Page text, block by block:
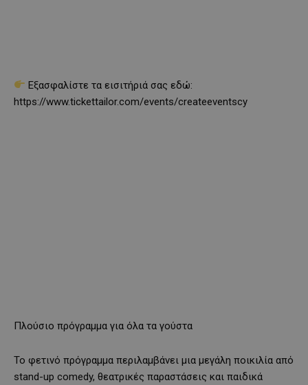
Εξασφαλίστε τα εισιτήριά σας εδώ:
https://www.tickettailor.com/events/createeventscy
Πλούσιο πρόγραμμα για όλα τα γούστα
Το φετινό πρόγραμμα περιλαμβάνει μια μεγάλη ποικιλία από
stand-up comedy, θεατρικές παραστάσεις και παιδικά